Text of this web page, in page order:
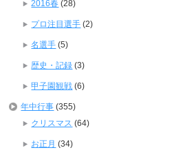
2016春 (28)
プロ注目選手 (2)
名選手 (5)
歴史・記録 (3)
甲子園観戦 (6)
年中行事 (355)
クリスマス (64)
お正月 (34)